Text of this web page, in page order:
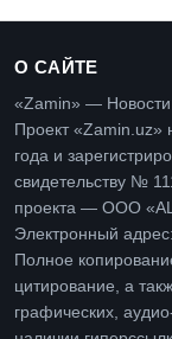
О САЙТЕ
«Zamin» — Новости
Проект «Zamin.uz»
года и
свидетельству №
проекта — ООО
Электронный адрес:
Полное
цитирование, а
графических,